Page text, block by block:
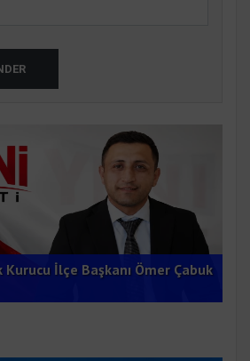
Kurucu İlçe Başkanı Ömer Çabuk